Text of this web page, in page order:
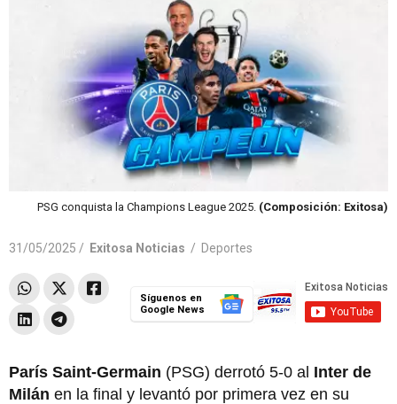
PSG conquista la Champions League 2025. (Composición: Exitosa)
31/05/2025 / Exitosa Noticias / Deportes
Síguenos en
Google News
París Saint-Germain (PSG) derrotó 5-0 al Inter de
Milán en la final y levantó por primera vez en su